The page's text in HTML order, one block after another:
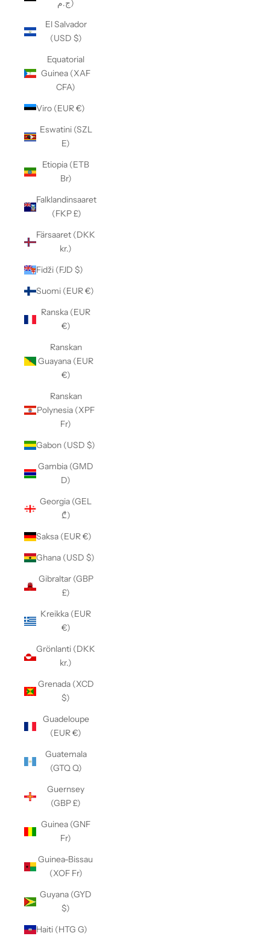
ج.م)
El Salvador
(USD $)
Equatorial
Guinea (XAF
CFA)
Viro (EUR €)
Eswatini (SZL
E)
Etiopia (ETB
Br)
Falklandinsaaret
(FKP £)
Färsaaret (DKK
kr.)
Fidži (FJD $)
Suomi (EUR €)
Ranska (EUR
€)
Ranskan
Guayana (EUR
€)
Ranskan
Polynesia (XPF
Fr)
Gabon (USD $)
Gambia (GMD
D)
Georgia (GEL
₾)
Saksa (EUR €)
Ghana (USD $)
Gibraltar (GBP
£)
Kreikka (EUR
€)
Grönlanti (DKK
kr.)
Grenada (XCD
$)
Guadeloupe
(EUR €)
Guatemala
(GTQ Q)
Guernsey
(GBP £)
Guinea (GNF
Fr)
Guinea-Bissau
(XOF Fr)
Guyana (GYD
$)
Haiti (HTG G)